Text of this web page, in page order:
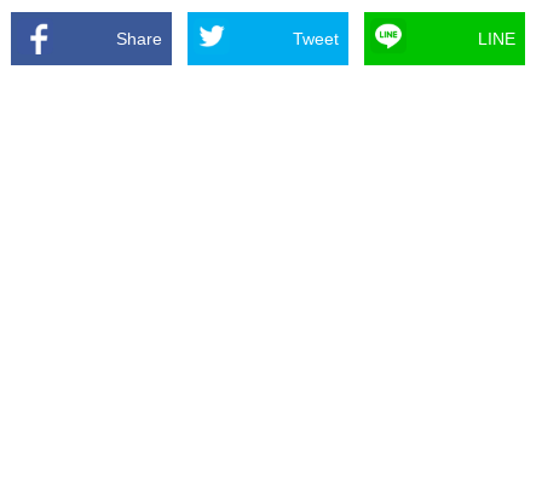
Share Tweet LINE